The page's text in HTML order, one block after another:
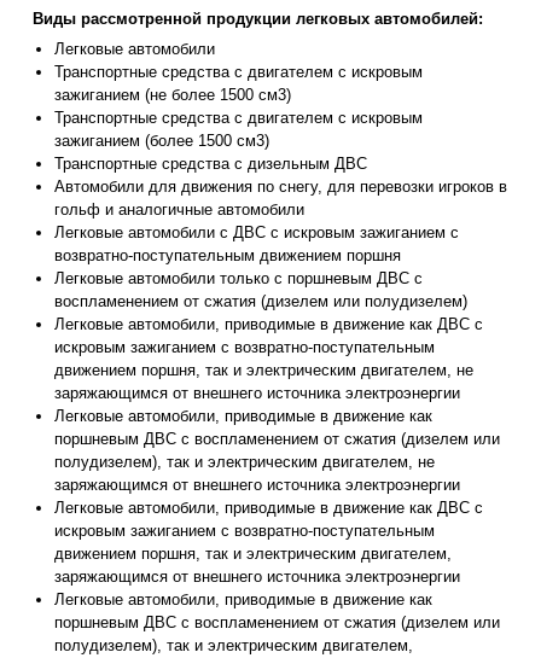
Виды рассмотренной продукции легковых автомобилей:
Легковые автомобили
Транспортные средства с двигателем с искровым
зажиганием (не более 1500 см3)
Транспортные средства с двигателем с искровым
зажиганием (более 1500 см3)
Транспортные средства с дизельным ДВС
Автомобили для движения по снегу, для перевозки игроков в
гольф и аналогичные автомобили
Легковые автомобили с ДВС с искровым зажиганием с
возвратно-поступательным движением поршня
Легковые автомобили только с поршневым ДВС с
воспламенением от сжатия (дизелем или полудизелем)
Легковые автомобили, приводимые в движение как ДВС с
искровым зажиганием с возвратно-поступательным
движением поршня, так и электрическим двигателем, не
заряжающимся от внешнего источника электроэнергии
Легковые автомобили, приводимые в движение как
поршневым ДВС с воспламенением от сжатия (дизелем или
полудизелем), так и электрическим двигателем, не
заряжающимся от внешнего источника электроэнергии
Легковые автомобили, приводимые в движение как ДВС с
искровым зажиганием с возвратно-поступательным
движением поршня, так и электрическим двигателем,
заряжающимся от внешнего источника электроэнергии
Легковые автомобили, приводимые в движение как
поршневым ДВС с воспламенением от сжатия (дизелем или
полудизелем), так и электрическим двигателем,